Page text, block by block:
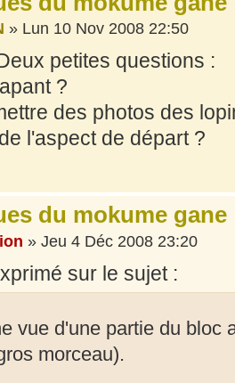
» Lun 10 Nov 2008 22:50
petites questions :
?
des photos des
l'aspect de départ ?
du mokume gane
» Jeu 4 Déc 2008 23:20
sur le sujet :
vue d'une partie du bloc
morceau).